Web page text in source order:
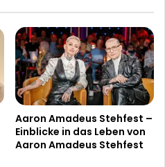
Aaron Amadeus Stehfest –
Einblicke in das Leben von
Aaron Amadeus Stehfest